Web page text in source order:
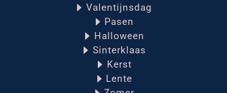
Valentijnsdag
Pasen
Halloween
Sinterklaas
Kerst
Lente